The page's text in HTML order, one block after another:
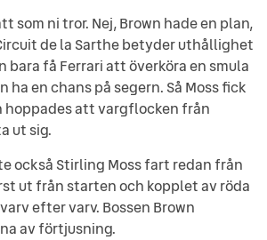
som ni tror. Nej, Brown hade en plan,
de la Sarthe betyder uthållighet
bara få Ferrari att överköra en smula
ha en chans på segern. Så Moss fick
hoppades att vargflocken från
ut sig.
också Stirling Moss fart redan från
ut från starten och kopplet av röda
efter varv. Bossen Brown
av förtjusning.